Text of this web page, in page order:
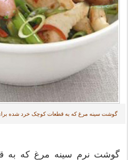
گوشت سینه مرغ که به قطعات کوچک خرد شده
گوشت نرم سینه مرغ که به